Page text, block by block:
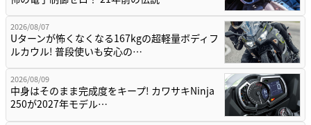
2026/08/07
Uターンが怖くなくなる167kgの超軽量ボディフ
ルカウル! 普段使いも安心の…
2026/08/09
中身はそのまま完成度をキープ! カワサキNinja
250が2027年モデル…